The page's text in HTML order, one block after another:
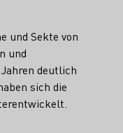
und Sekte von
und
deutlich
sich die